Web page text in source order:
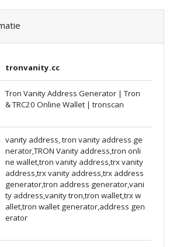
tronvanity.cc
Tron Vanity Address Generator | Tron
& TRC20 Online Wallet | tronscan
vanity address, tron vanity address ge
nerator,TRON Vanity address,tron onli
ne wallet,tron vanity address,trx vanity
address,trx vanity address,trx address
generator,tron address generator,vani
ty address,vanity tron,tron wallet,trx w
allet,tron wallet generator,address gen
erator